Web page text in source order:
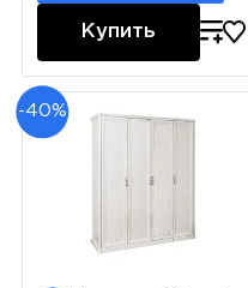
Купить
-40%